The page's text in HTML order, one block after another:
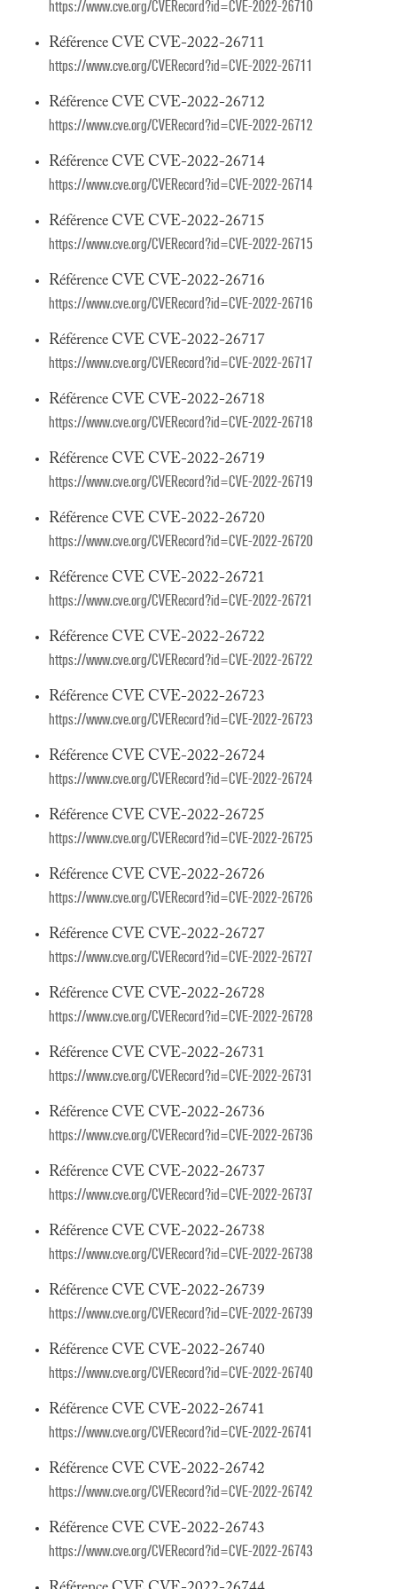
https://www.cve.org/CVERecord?id=CVE-2022-26710
Référence CVE CVE-2022-26711
https://www.cve.org/CVERecord?id=CVE-2022-26711
Référence CVE CVE-2022-26712
https://www.cve.org/CVERecord?id=CVE-2022-26712
Référence CVE CVE-2022-26714
https://www.cve.org/CVERecord?id=CVE-2022-26714
Référence CVE CVE-2022-26715
https://www.cve.org/CVERecord?id=CVE-2022-26715
Référence CVE CVE-2022-26716
https://www.cve.org/CVERecord?id=CVE-2022-26716
Référence CVE CVE-2022-26717
https://www.cve.org/CVERecord?id=CVE-2022-26717
Référence CVE CVE-2022-26718
https://www.cve.org/CVERecord?id=CVE-2022-26718
Référence CVE CVE-2022-26719
https://www.cve.org/CVERecord?id=CVE-2022-26719
Référence CVE CVE-2022-26720
https://www.cve.org/CVERecord?id=CVE-2022-26720
Référence CVE CVE-2022-26721
https://www.cve.org/CVERecord?id=CVE-2022-26721
Référence CVE CVE-2022-26722
https://www.cve.org/CVERecord?id=CVE-2022-26722
Référence CVE CVE-2022-26723
https://www.cve.org/CVERecord?id=CVE-2022-26723
Référence CVE CVE-2022-26724
https://www.cve.org/CVERecord?id=CVE-2022-26724
Référence CVE CVE-2022-26725
https://www.cve.org/CVERecord?id=CVE-2022-26725
Référence CVE CVE-2022-26726
https://www.cve.org/CVERecord?id=CVE-2022-26726
Référence CVE CVE-2022-26727
https://www.cve.org/CVERecord?id=CVE-2022-26727
Référence CVE CVE-2022-26728
https://www.cve.org/CVERecord?id=CVE-2022-26728
Référence CVE CVE-2022-26731
https://www.cve.org/CVERecord?id=CVE-2022-26731
Référence CVE CVE-2022-26736
https://www.cve.org/CVERecord?id=CVE-2022-26736
Référence CVE CVE-2022-26737
https://www.cve.org/CVERecord?id=CVE-2022-26737
Référence CVE CVE-2022-26738
https://www.cve.org/CVERecord?id=CVE-2022-26738
Référence CVE CVE-2022-26739
https://www.cve.org/CVERecord?id=CVE-2022-26739
Référence CVE CVE-2022-26740
https://www.cve.org/CVERecord?id=CVE-2022-26740
Référence CVE CVE-2022-26741
https://www.cve.org/CVERecord?id=CVE-2022-26741
Référence CVE CVE-2022-26742
https://www.cve.org/CVERecord?id=CVE-2022-26742
Référence CVE CVE-2022-26743
https://www.cve.org/CVERecord?id=CVE-2022-26743